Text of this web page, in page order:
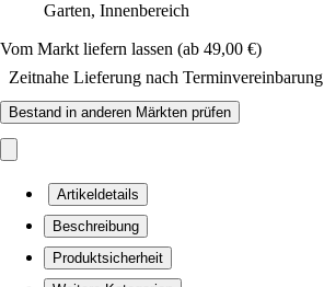
Garten, Innenbereich
Vom Markt liefern lassen (ab 49,00 €)
Zeitnahe Lieferung nach Terminvereinbarung
Bestand in anderen Märkten prüfen
Artikeldetails
Beschreibung
Produktsicherheit